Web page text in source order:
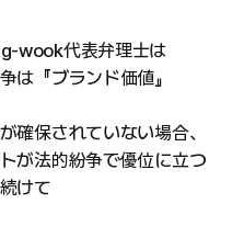
wook代表弁理士は
は『ブランド価値』
確保されていない場合、
が法的紛争で優位に立つ
けて